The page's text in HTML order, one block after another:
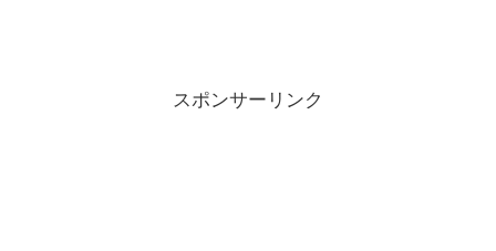
スポンサーリンク